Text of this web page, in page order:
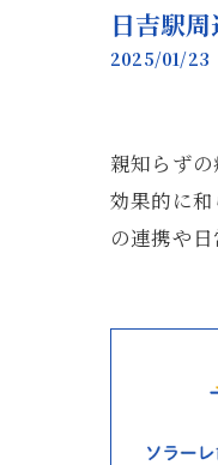
日吉駅
2025/01/23
親知らず
効果的に
の連携や